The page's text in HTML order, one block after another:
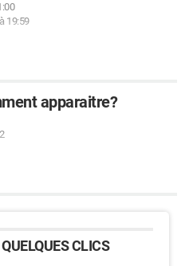
19:59
apparaitre?
CLICS